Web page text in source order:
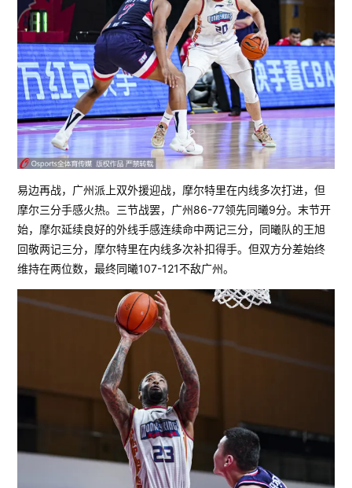
易边再战，广州派上双外援迎战，摩尔特里在内线多次打进，但
摩尔三分手感火热。三节战罢，广州86-77领先同曦9分。末节开
始，摩尔延续良好的外线手感连续命中两记三分，同曦队的王旭
回敬两记三分，摩尔特里在内线多次补扣得手。但双方分差始终
维持在两位数，最终同曦107-121不敌广州。